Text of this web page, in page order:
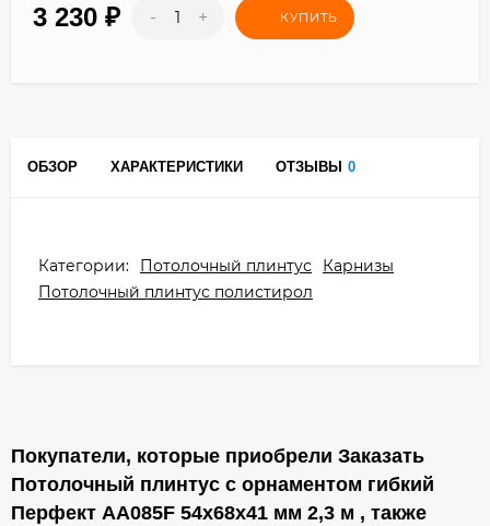
3 230 ₽ - + КУПИТЬ
ОБЗОР ХАРАКТЕРИСТИКИ ОТЗЫВЫ 0
Категории: Потолочный плинтус
Карнизы
Потолочный плинтус полистирол
Покупатели, которые приобрели Заказать
Потолочный плинтус с орнаментом гибкий
Перфект AA085F 54х68х41 мм 2,3 м , также